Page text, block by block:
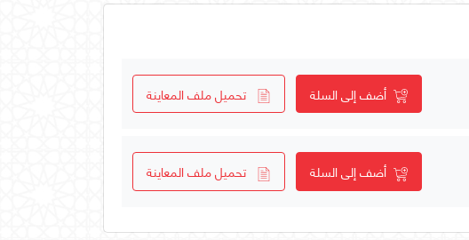
أضف إلى السلة تحميل ملف المعاينة
أضف إلى السلة تحميل ملف المعاينة